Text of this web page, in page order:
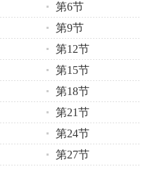
第6节
第9节
第12节
第15节
第18节
第21节
第24节
第27节